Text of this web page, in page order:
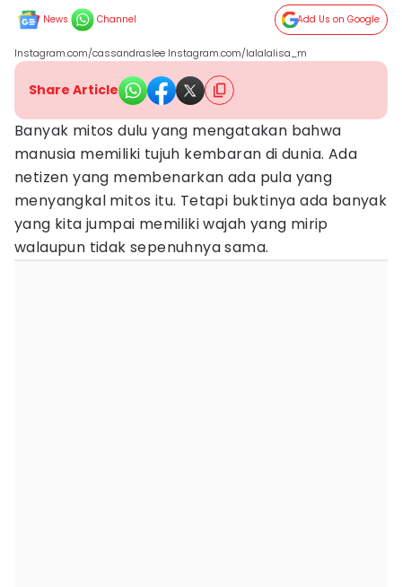
News Channel Add Us on Google
Instagram.com/cassandraslee Instagram.com/lalalalisa_m
Share Article
Banyak mitos dulu yang mengatakan bahwa
manusia memiliki tujuh kembaran di dunia. Ada
netizen yang membenarkan ada pula yang
menyangkal mitos itu. Tetapi buktinya ada banyak
yang kita jumpai memiliki wajah yang mirip
walaupun tidak sepenuhnya sama.